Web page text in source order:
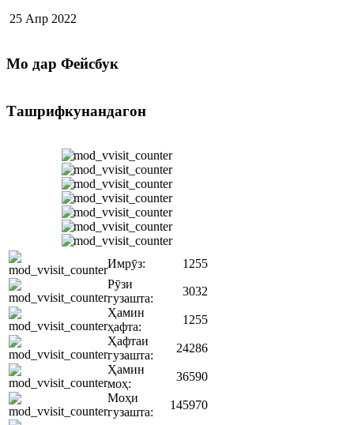
25 Апр 2022
Мо дар Фейсбук
Ташрифкунандагон
Имрӯз:
1255
Рӯзи
гузашта:
3032
Ҳамин
ҳафта:
1255
Ҳафтаи
гузашта:
24286
Ҳамин
моҳ:
36590
Моҳи
гузашта:
145970